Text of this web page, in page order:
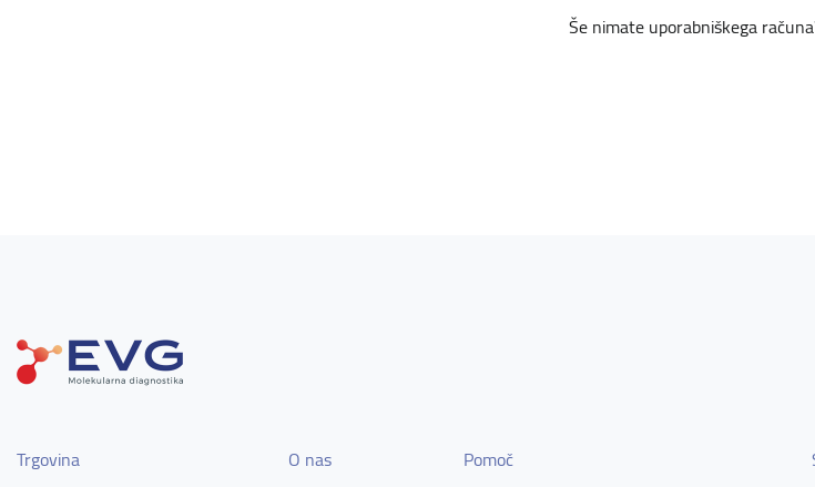
Še nimate uporabniškega
Trgovina
O nas
Pomoč